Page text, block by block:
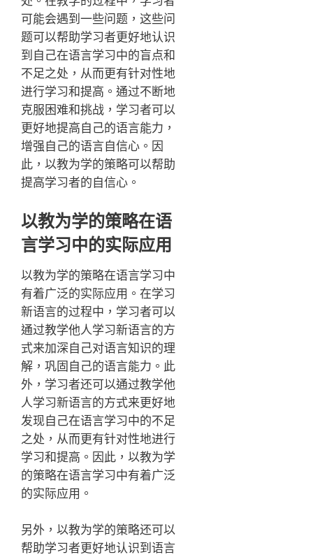
可能会遇到一些问题，这些问
题可以帮助学习者更好地认识
到自己在语言学习中的盲点和
不足之处，从而更有针对性地
进行学习和提高。通过不断地
克服困难和挑战，学习者可以
更好地提高自己的语言能力，
增强自己的语言自信心。因
此，以教为学的策略可以帮助
提高学习者的自信心。
以教为学的策略在语
言学习中的实际应用
以教为学的策略在语言学习中
有着广泛的实际应用。在学习
新语言的过程中，学习者可以
通过教学他人学习新语言的方
式来加深自己对语言知识的理
解，巩固自己的语言能力。此
外，学习者还可以通过教学他
人学习新语言的方式来更好地
发现自己在语言学习中的不足
之处，从而更有针对性地进行
学习和提高。因此，以教为学
的策略在语言学习中有着广泛
的实际应用。
另外，以教为学的策略还可以
帮助学习者更好地认识到语言